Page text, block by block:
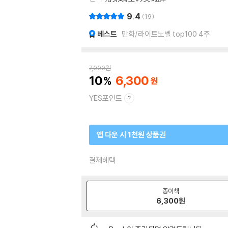
9.4 19
베스트 만화/라이트노벨 top100 4주
7,000원
10 6,300
YES포인트
앱 다운 시 1천원 상품권
결제혜택
종이책
6,300원